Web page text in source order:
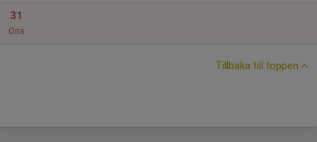
31
Ons
Tillbaka till toppen